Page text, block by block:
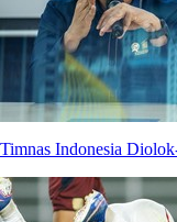
Timnas Indonesia